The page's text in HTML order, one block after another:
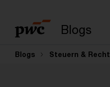
Blogs
Blogs Steuern & Recht